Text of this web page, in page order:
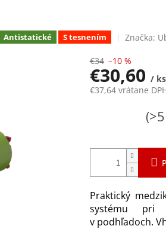
Antistatické S tesnením Značka:
€34 –10 %
€30,60 / ks
€37,64 vrátane
Praktický
systému pri
v podhľadoch.